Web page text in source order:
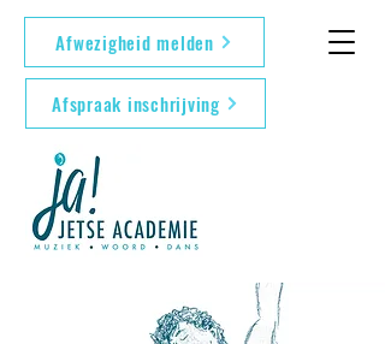
Afwezigheid melden
Afspraak inschrijving